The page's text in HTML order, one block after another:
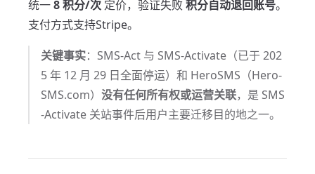
统一8 积分/次 定价，验证失败积分自动退回账号。
支付方式支持Stripe。
关键事实：SMS-Act 与 SMS-Activate（已于 202
5 年 12 月 29 日全面停运）和 HeroSMS（Hero-
SMS.com） 没有任何所有权或运营关联，是 SMS
-Activate 关站事件后用户主要迁移目的地之一。